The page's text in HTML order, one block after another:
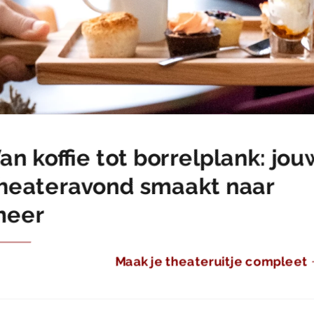
koffie tot borrelplank:
smaakt naar
Maak je theateruitje compleet